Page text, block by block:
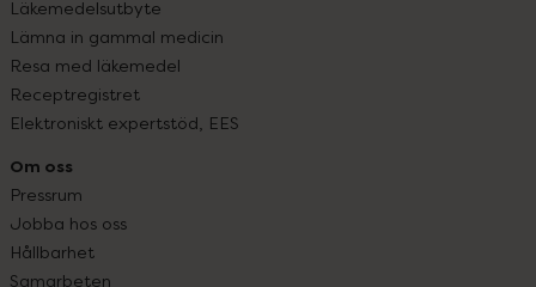
Läkemedelsutbyte
Lämna in gammal medicin
Resa med läkemedel
Receptregistret
Elektroniskt expertstöd, EES
Om oss
Pressrum
Jobba hos oss
Hållbarhet
Samarbeten